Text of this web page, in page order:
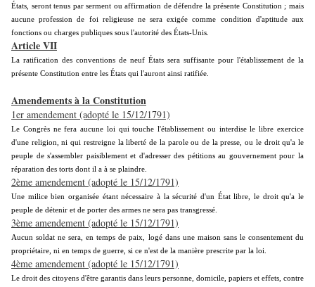
États, seront tenus par serment ou affirmation de défendre la présente Constitution ; mais
aucune profession de foi religieuse ne sera exigée comme condition d'aptitude aux
fonctions ou charges publiques sous l'autorité des États-Unis.
Article VII
La ratification des conventions de neuf États sera suffisante pour l'établissement de la
présente Constitution entre les États qui l'auront ainsi ratifiée.
Amendements à la Constitution
1er amendement (adopté le 15/12/1791)
Le Congrès ne fera aucune loi qui touche l'établissement ou interdise le libre exercice
d'une religion, ni qui restreigne la liberté de la parole ou de la presse, ou le droit qu'a le
peuple de s'assembler paisiblement et d'adresser des pétitions au gouvernement pour la
réparation des torts dont il a à se plaindre.
2ème amendement (adopté le 15/12/1791)
Une milice bien organisée étant nécessaire à la sécurité d'un État libre, le droit qu'a le
peuple de détenir et de porter des armes ne sera pas transgressé.
3ème amendement (adopté le 15/12/1791)
Aucun soldat ne sera, en temps de paix, logé dans une maison sans le consentement du
propriétaire, ni en temps de guerre, si ce n'est de la manière prescrite par la loi.
4ème amendement (adopté le 15/12/1791)
Le droit des citoyens d'être garantis dans leurs personne, domicile, papiers et effets, contre